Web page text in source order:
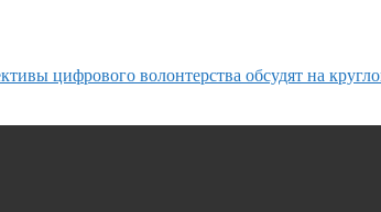
цифрового волонтерства обсудят на